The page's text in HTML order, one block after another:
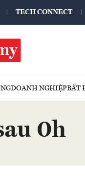
TECH CONNECT
DOANH NGHIỆPBẤT
0h